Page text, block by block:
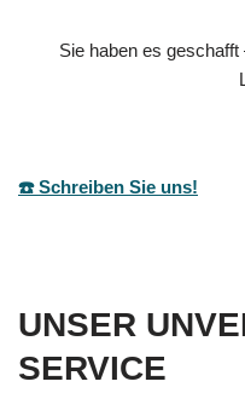
Sie haben es
☎️ Schreiben Sie uns!
UNSER
SERVICE